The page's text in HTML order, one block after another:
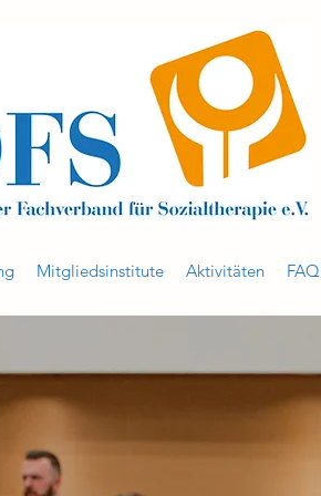
Mitgliedsinstitute Aktivitäten FAQ